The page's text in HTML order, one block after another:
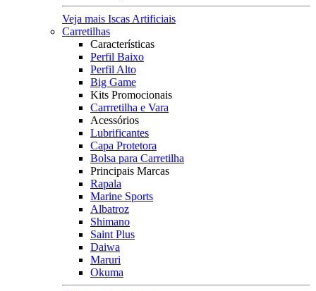
Veja mais Iscas Artificiais
Carretilhas
Características
Perfil Baixo
Perfil Alto
Big Game
Kits Promocionais
Carrretilha e Vara
Acessórios
Lubrificantes
Capa Protetora
Bolsa para Carretilha
Principais Marcas
Rapala
Marine Sports
Albatroz
Shimano
Saint Plus
Daiwa
Maruri
Okuma